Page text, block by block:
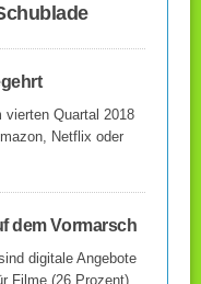
Quartal 2018
Netflix oder
dem Vormarsch
digitale Angebote
Filme (26 Prozent)